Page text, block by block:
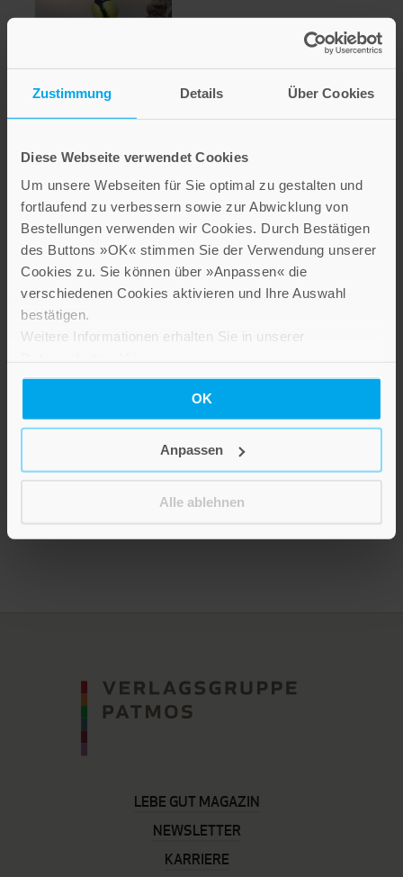
Zustimmung Details Über Cookies
Diese Webseite verwendet Cookies
Um unsere Webseiten für Sie optimal zu gestalten und
fortlaufend zu verbessern sowie zur Abwicklung von
Bestellungen verwenden wir Cookies. Durch Bestätigen
des Buttons »OK« stimmen Sie der Verwendung unserer
Cookies zu. Sie können über »Anpassen« die
verschiedenen Cookies aktivieren und Ihre Auswahl
bestätigen.
Weitere Informationen erhalten Sie in unserer
OK
Anpassen
Alle ablehnen
Kohlmeise
2,60 €
Inkl. 19% MwSt. ,exkl.Versandkosten
2,60 €
Inkl. 19% MwSt.,exkl.Versandkosten
LEBE GUT MAGAZIN
NEWSLETTER
KARRIERE